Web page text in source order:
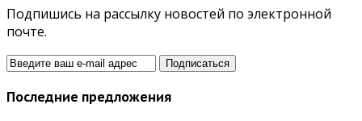
Подпишись на рассылку новостей по электронной
почте.
Последние предложения